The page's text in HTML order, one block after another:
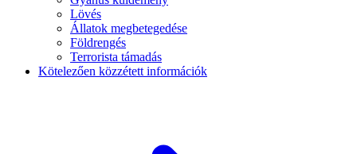
Lövés
Állatok megbetegedése
Földrengés
Terrorista támadás
Kötelezően közzétett információk